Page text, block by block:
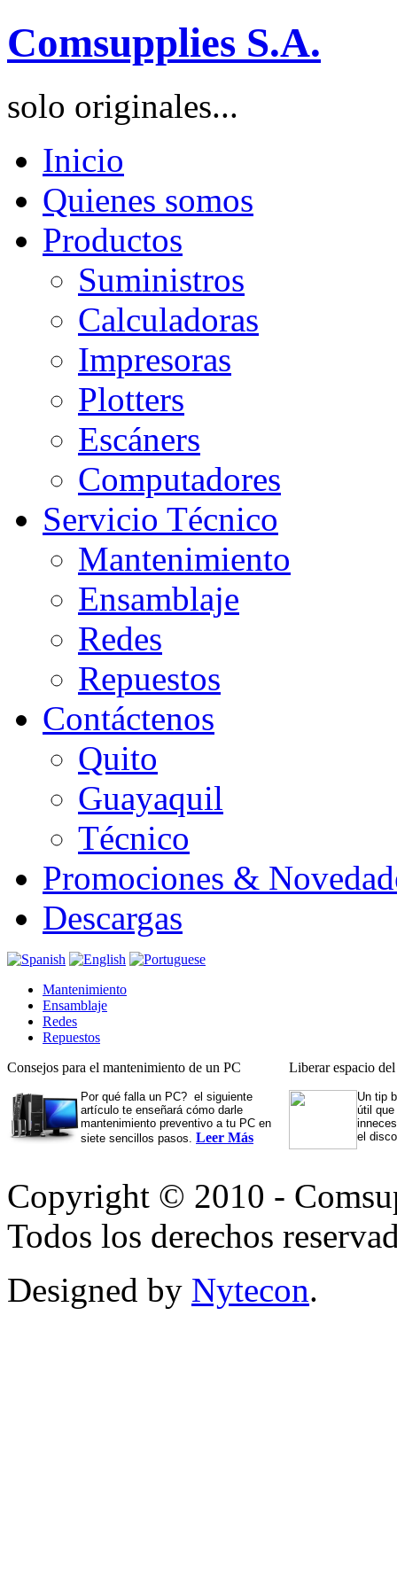
Comsupplies S.A.
solo originales...
Inicio
Quienes somos
Productos
Suministros
Calculadoras
Impresoras
Plotters
Escáners
Computadores
Servicio Técnico
Mantenimiento
Ensamblaje
Redes
Repuestos
Contáctenos
Quito
Guayaquil
Técnico
Promociones &
Descargas
Mantenimiento
Ensamblaje
Redes
Repuestos
Consejos para el mantenimiento de un PC
Por qué falla un PC? el siguiente
artículo te enseñará cómo darle
mantenimiento preventivo a tu PC en
siete sencillos pasos. Leer Más
Liberar espacio
Un tip
útil
el
Copyright © 2010 -
Todos los derechos
Designed by Nytecon.